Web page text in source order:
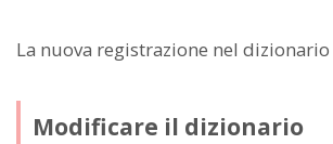
La nuova registrazione nel
Modificare il dizionario